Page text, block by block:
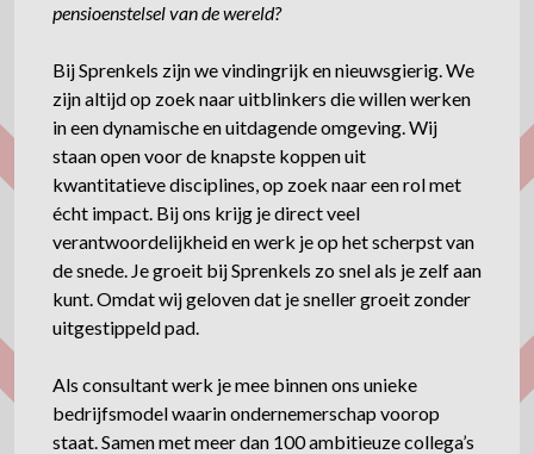
pensioenstelsel van de wereld?
Bij Sprenkels zijn we vindingrijk en nieuwsgierig. We
zijn altijd op zoek naar uitblinkers die willen werken
in een dynamische en uitdagende omgeving. Wij
staan open voor de knapste koppen uit
kwantitatieve disciplines, op zoek naar een rol met
écht impact. Bij ons krijg je direct veel
verantwoordelijkheid en werk je op het scherpst van
de snede. Je groeit bij Sprenkels zo snel als je zelf aan
kunt. Omdat wij geloven dat je sneller groeit zonder
uitgestippeld pad.
Als consultant werk je mee binnen ons unieke
bedrijfsmodel waarin ondernemerschap voorop
staat. Samen met meer dan 100 ambitieuze collega’s